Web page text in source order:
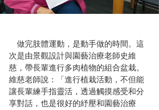
做完肢體運動，是動手做的時間。這
次是由景觀設計與園藝治療老師史維
慈，帶長輩進行多肉植物的組合盆栽。
維慈老師說：「進行植栽活動，不但能
讓長輩練手指靈活，透過觸摸感受和分
享對話，也是很好的紓壓和園藝治療